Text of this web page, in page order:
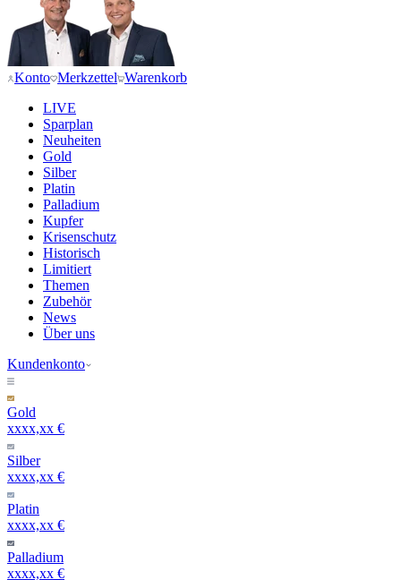
Konto Merkzettel Warenkorb
LIVE
Sparplan
Neuheiten
Gold
Silber
Platin
Palladium
Kupfer
Krisenschutz
Historisch
Limitiert
Themen
Zubehör
News
Über uns
Kundenkonto
Gold
xxxx,xx €
Silber
xxxx,xx €
Platin
xxxx,xx €
Palladium
xxxx,xx €